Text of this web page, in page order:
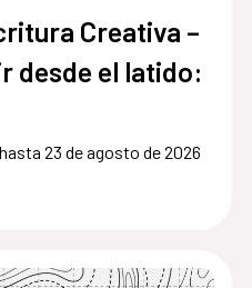
Creativa –
desde el latido:
23 de agosto de 2026